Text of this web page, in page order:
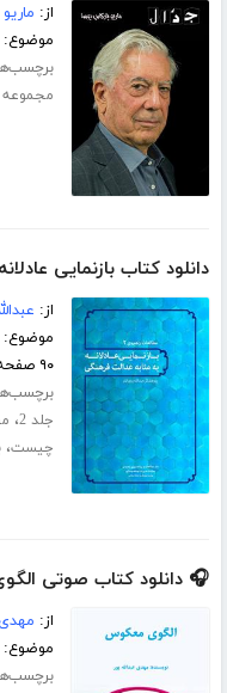
از:
مجموعه
دانلود کتاب بازنمایی
از:
۹۰ صفحه
جلد 2 ،
چیست،
🎧 دانلود کتاب صوتی
از: مهدی